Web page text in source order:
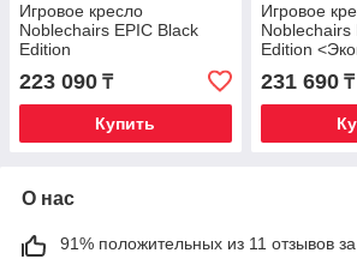
Игровое кресло
Noblechairs EPIC Black
Edition
223 090 ₸
Купить
Игровое
Noblechairs
Edition
4 (NBL-
231 690₸
О нас
91% положительных из 11 отзывов